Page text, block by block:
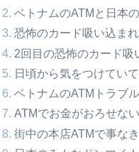
ベトナムのATMと日本
恐怖のカード吸い込ま
2回目の恐怖のカード
日頃から気をつけてい
ベトナムのATMトラブ
ATMでお金がおろせな
街中の本店ATMで事なき